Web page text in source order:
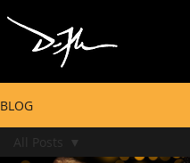
BLOG
All Posts